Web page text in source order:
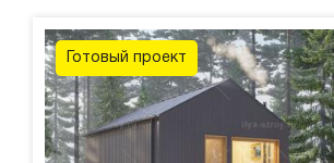
Готовый проект